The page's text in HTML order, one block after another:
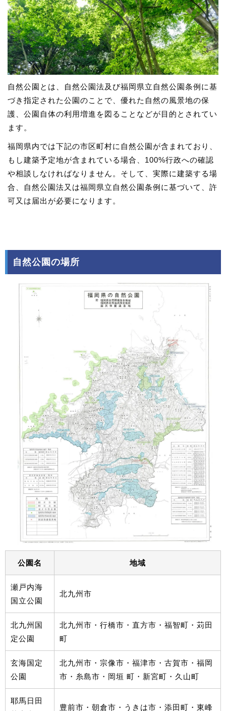
自然公園とは、自然公園法及び福岡県立自然公園条例に基
づき指定された公園のことで、優れた自然の風景地の保
護、公園自体の利用増進を図ることなどが目的とされてい
ます。
福岡県内では下記の市区町村に自然公園が含まれており、
もし建築予定地が含まれている場合、100%行政への確認
や相談しなければなりません。そして、実際に建築する場
合、自然公園法又は福岡県立自然公園条例に基づいて、許
可又は届出が必要になります。
自然公園の場所
公園名 地域
瀬戸内海
国立公園
北九州市
北九州国
定公園
北九州市・行橋市・直方市・福智町・苅田
町
玄海国定
公園
北九州市・宗像市・福津市・古賀市・福岡
市・糸島市・岡垣 町・新宮町・久山町
耶馬日田
豊前市・朝倉市・うきは市・添田町・東峰